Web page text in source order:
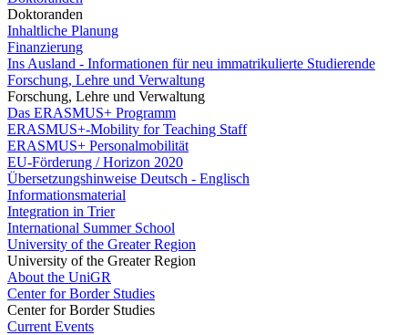
Doktoranden
Inhaltliche Planung
Finanzierung
Ins Ausland - Informationen für neu immatrikulierte Studierende
Forschung, Lehre und Verwaltung
Forschung, Lehre und Verwaltung
Das ERASMUS+ Programm
ERASMUS+-Mobility for Teaching Staff
ERASMUS+ Personalmobilität
EU-Förderung / Horizon 2020
Übersetzungshinweise Deutsch - Englisch
Informationsmaterial
Integration in Trier
International Summer School
University of the Greater Region
University of the Greater Region
About the UniGR
Center for Border Studies
Center for Border Studies
Current Events